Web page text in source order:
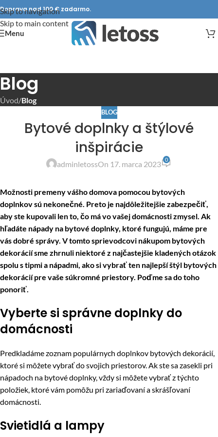
Skip to navigation
Skip to main content
Doprava nad 100 € zadarmo.
Menu
Blog
Úvod/Blog
BLOG
Bytové doplnky a štýlové
inšpirácie
adminletossOn 17. marca 2023 0
Možnosti premeny vášho domova pomocou bytových
doplnkov sú nekonečné. Preto je najdôležitejšie zabezpečiť,
aby ste kupovali len to, čo má vo vašej domácnosti zmysel. Ak
hľadáte nápady na bytové doplnky, ktoré fungujú, máme pre
vás dobré správy. V tomto sprievodcovi nákupom bytových
dekorácií sme zhrnuli niektoré z najčastejšie kladených otázok
spolu s tipmi a nápadmi, ako si vybrať ten najlepší štýl bytových
dekorácií pre vaše súkromné priestory. Poďme sa do toho
ponoriť.
Vyberte si správne doplnky do
domácnosti
Predkladáme zoznam populárnych doplnkov bytových dekorácií,
ktoré si môžete vybrať do svojich priestorov. Ak ste sa zasekli pri
nápadoch na bytové doplnky, vždy si môžete vybrať z týchto
položiek, ktoré vám pomôžu pri zariaďovaní a skrášľovaní
domácnosti.
Svietidlá a lampy